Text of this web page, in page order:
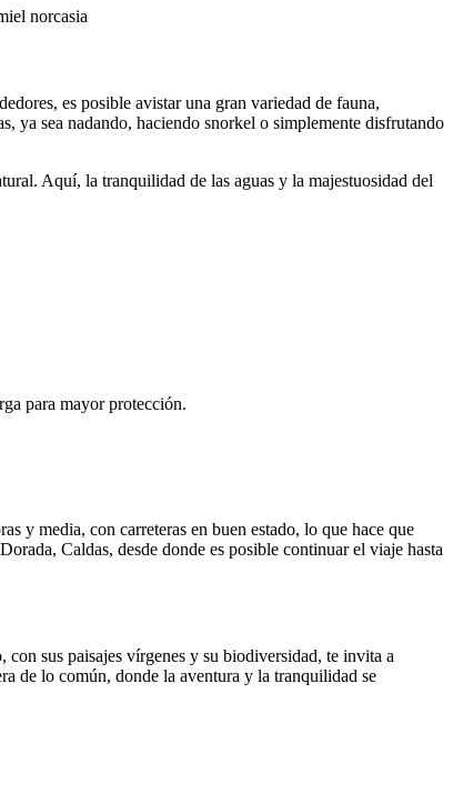
es posible avistar una gran variedad de fauna,
ya sea nadando, haciendo snorkel o simplemente disfrutando
Aquí, la tranquilidad de las aguas y la majestuosidad del
para mayor protección.
y media, con carreteras en buen estado, lo que hace que
Caldas, desde donde es posible continuar el viaje hasta
sus paisajes vírgenes y su biodiversidad, te invita a
de lo común, donde la aventura y la tranquilidad se